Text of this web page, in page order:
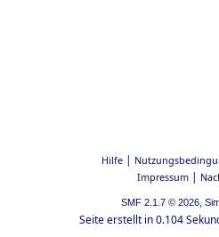
Hilfe|
Impressum|
SMF 2.1.7 © 2026,
Seite erstellt in 0.104